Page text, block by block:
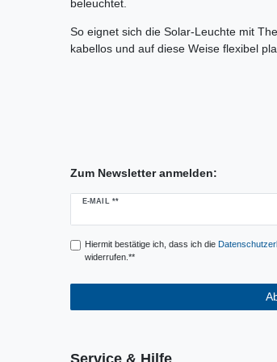
beleuchtet.
So eignet sich die Solar-Leuchte mit
kabellos und auf diese Weise flexibel
Zum Newsletter anmelden:
E-MAIL **
Newsletter
Hiermit bestätige ich, dass ich die
widerrufen.**
Service & Hilfe